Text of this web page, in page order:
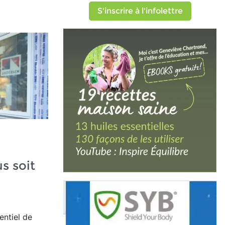
soit
de
S'inscrire à l'infolettre